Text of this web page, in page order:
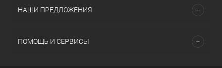
НАШИ ПРЕДЛОЖЕНИЯ
ПОМОЩЬ И СЕРВИСЫ